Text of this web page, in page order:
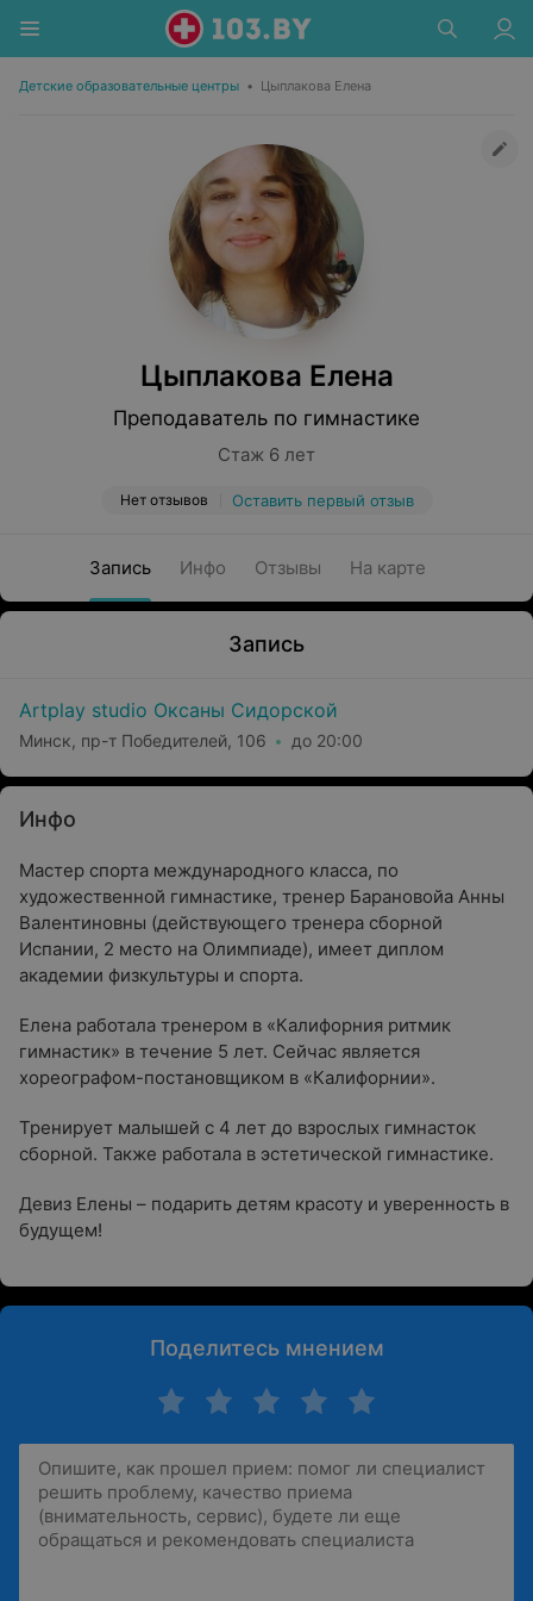
Детские образовательные центры • Цыплакова Елена
Цыплакова Елена
Преподаватель по гимнастике
Стаж 6 лет
Нет отзывов Оставить первый отзыв
Запись Инфо Отзывы На карте
Запись
Artplay studio Оксаны Сидорской
Минск, пр-т Победителей, 106 до 20:00
Инфо
Мастер спорта международного класса, по
художественной гимнастике, тренер Барановойа Анны
Валентиновны (действующего тренера сборной
Испании, 2 место на Олимпиаде), имеет диплом
академии физкультуры и спорта.
Елена работала тренером в «Калифорния ритмик
гимнастик» в течение 5 лет. Сейчас является
хореографом-постановщиком в «Калифорнии».
Тренирует малышей с 4 лет до взрослых гимнасток
сборной. Также работала в эстетической гимнастике.
Девиз Елены – подарить детям красоту и уверенность в
будущем!
Поделитесь мнением